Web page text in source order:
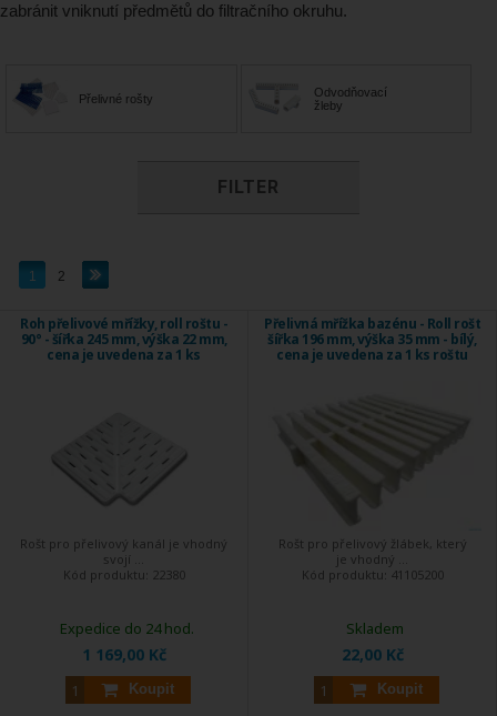
zabránit vniknutí předmětů do filtračního okruhu.
Přelivné rošty
Odvodňovací
žleby
FILTER
1 2
Roh přelivové mřížky, roll roštu -
90° - šířka 245 mm, výška 22 mm,
cena je uvedena za 1 ks
Rošt pro přelivový kanál je vhodný
svojí ...
Kód produktu: 22380
1 169,00 Kč
Koupit
Expedice do 24 hod.
Přelivná mřížka bazénu - Roll rošt
šířka 196 mm, výška 35 mm - bílý,
cena je uvedena za 1 ks roštu
Rošt pro přelivový žlábek, který
je vhodný ...
Kód produktu: 41105200
22,00 Kč
Koupit
Skladem